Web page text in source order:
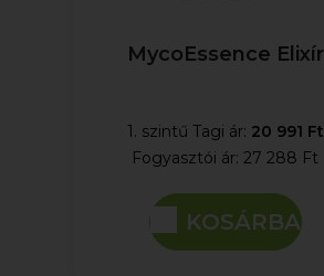
MycoEssence Elixír
1. szintű Tagi ár: 20 991 Ft
Fogyasztói ár:27 288 Ft
KOSÁRBA